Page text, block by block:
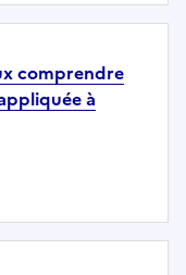
comprendre
à